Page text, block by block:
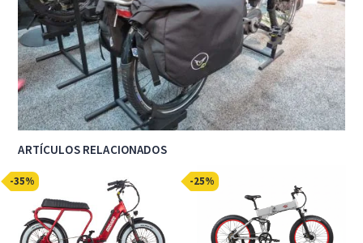
ARTÍCULOS RELACIONADOS
-35% -25%